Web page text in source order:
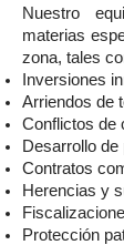
Nuestro
materias
zona, tales
Inversiones
Arriendos de
Conflictos de
Desarrollo
Contratos
Herencias y
Protección